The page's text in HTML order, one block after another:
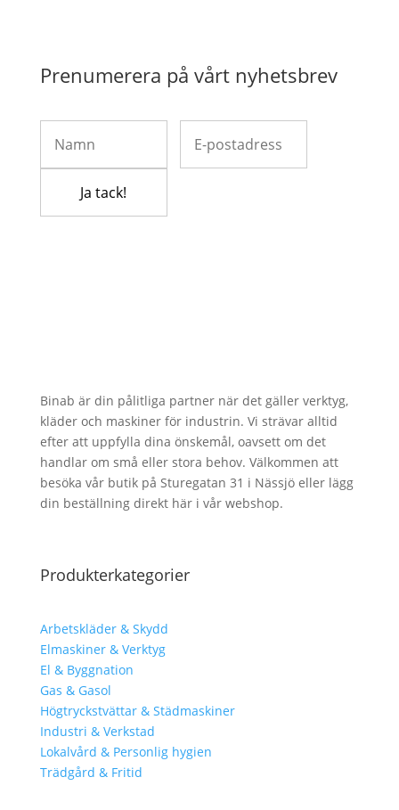
Prenumerera på vårt nyhetsbrev
Binab är din pålitliga partner när det gäller verktyg,
kläder och maskiner för industrin. Vi strävar alltid
efter att uppfylla dina önskemål, oavsett om det
handlar om små eller stora behov. Välkommen att
besöka vår butik på Sturegatan 31 i Nässjö eller lägg
din beställning direkt här i vår webshop.
Produkterkategorier
Arbetskläder & Skydd
Elmaskiner & Verktyg
El & Byggnation
Gas & Gasol
Högtryckstvättar & Städmaskiner
Industri & Verkstad
Lokalvård & Personlig hygien
Trädgård & Fritid